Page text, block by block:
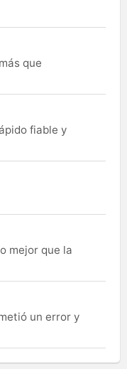
que
fiable y
mejor que la
un error y